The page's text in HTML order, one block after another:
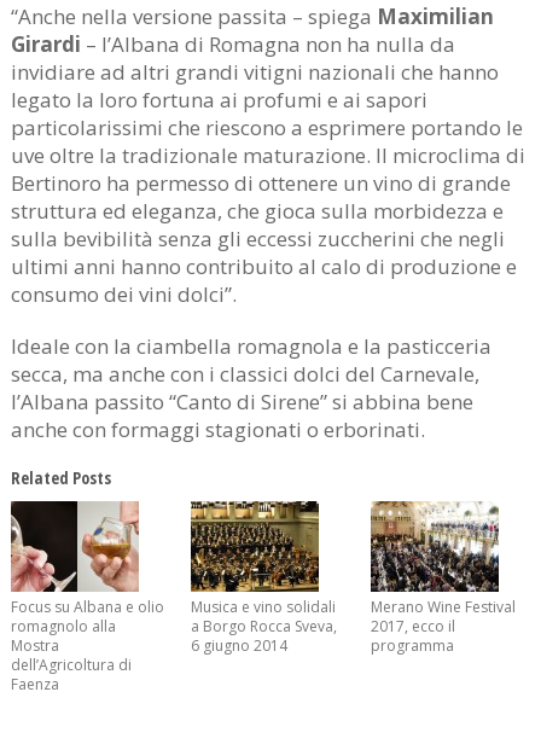
“Anche nella versione passita – spiega Maximilian
Girardi – l’Albana di Romagna non ha nulla da
invidiare ad altri grandi vitigni nazionali che hanno
legato la loro fortuna ai profumi e ai sapori
particolarissimi che riescono a esprimere portando le
uve oltre la tradizionale maturazione. Il microclima di
Bertinoro ha permesso di ottenere un vino di grande
struttura ed eleganza, che gioca sulla morbidezza e
sulla bevibilità senza gli eccessi zuccherini che negli
ultimi anni hanno contribuito al calo di produzione e
consumo dei vini dolci”.
Ideale con la ciambella romagnola e la pasticceria
secca, ma anche con i classici dolci del Carnevale,
l’Albana passito “Canto di Sirene” si abbina bene
anche con formaggi stagionati o erborinati.
Related Posts
Focus su Albana e olio
romagnolo alla
Mostra
dell’Agricoltura di
Faenza
Musica e vino solidali
a Borgo Rocca Sveva,
6 giugno 2014
Merano Wine Festival
2017, ecco il
programma